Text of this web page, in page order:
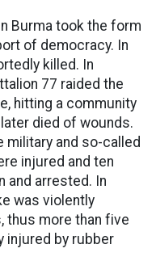
Burma took the form
of democracy. In
killed. In
77 raided the
hitting a community
died of wounds.
military and so-called
injured and ten
and arrested. In
was violently
thus more than five
injured by rubber